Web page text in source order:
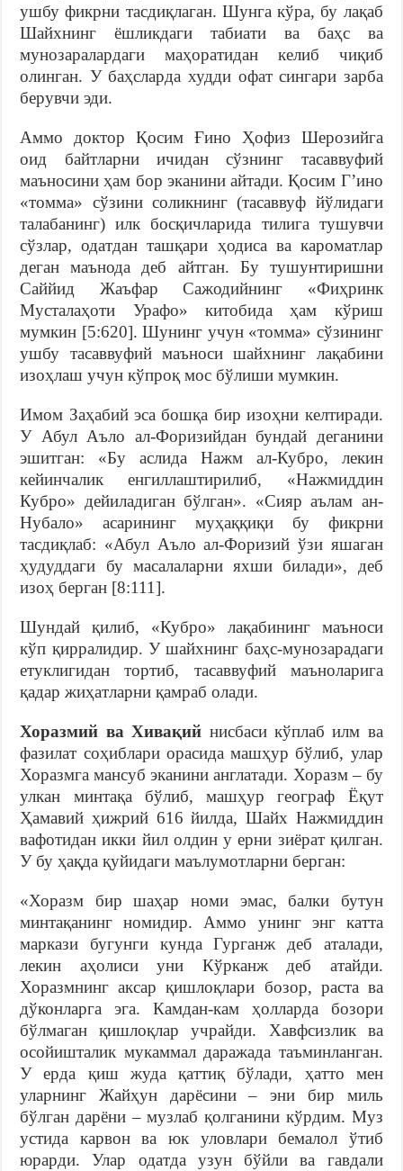
ушбу фикрни тасдиқлаган. Шунга кўра, бу лақаб
Шайхнинг ёшликдаги табиати ва баҳс ва
мунозаралардаги маҳоратидан келиб чиқиб
олинган. У баҳсларда худди офат сингари зарба
берувчи эди.
Аммо доктор Қосим Ғино Ҳофиз Шерозийга
оид байтларни ичидан сўзнинг тасаввуфий
маъносини ҳам бор эканини айтади. Қосим Гʼино
«томма» сўзини соликнинг (тасаввуф йўлидаги
талабанинг) илк босқичларида тилига тушувчи
сўзлар, одатдан ташқари ҳодиса ва кароматлар
деган маънода деб айтган. Бу тушунтиришни
Саййид Жаъфар Сажодийнинг «Фиҳринк
Мусталаҳоти Урафо» китобида ҳам кўриш
мумкин [5:620]. Шунинг учун «томма» сўзининг
ушбу тасаввуфий маъноси шайхнинг лақабини
изоҳлаш учун кўпроқ мос бўлиши мумкин.
Имом Заҳабий эса бошқа бир изоҳни келтиради.
У Абул Аъло ал-Форизийдан бундай деганини
эшитган: «Бу аслида Нажм ал-Кубро, лекин
кейинчалик енгиллаштирилиб, «Нажмиддин
Кубро» дейиладиган бўлган». «Сияр аълам ан-
Нубало» асарининг муҳаққиқи бу фикрни
тасдиқлаб: «Абул Аъло ал-Форизий ўзи яшаган
ҳудуддаги бу масалаларни яхши билади», деб
изоҳ берган [8:111].
Шундай қилиб, «Кубро» лақабининг маъноси
кўп қирралидир. У шайхнинг баҳс-мунозарадаги
етуклигидан тортиб, тасаввуфий маъноларига
қадар жиҳатларни қамраб олади.
Хоразмий ва Хивақий нисбаси кўплаб илм ва
фазилат соҳиблари орасида машҳур бўлиб, улар
Хоразмга мансуб эканини англатади. Хоразм – бу
улкан минтақа бўлиб, машҳур географ Ёқут
Ҳамавий ҳижрий 616 йилда, Шайх Нажмиддин
вафотидан икки йил олдин у ерни зиёрат қилган.
У бу ҳақда қуйидаги маълумотларни берган:
«Хоразм бир шаҳар номи эмас, балки бутун
минтақанинг номидир. Аммо унинг энг катта
маркази бугунги кунда Гурганж деб аталади,
лекин аҳолиси уни Кўрканж деб атайди.
Хоразмнинг аксар қишлоқлари бозор, раста ва
дўконларга эга. Камдан-кам ҳолларда бозори
бўлмаган қишлоқлар учрайди. Хавфсизлик ва
осойишталик мукаммал даражада таъминланган.
У ерда қиш жуда қаттиқ бўлади, ҳатто мен
уларнинг Жайҳун дарёсини – эни бир миль
бўлган дарёни – музлаб қолганини кўрдим. Муз
устида карвон ва юк уловлари бемалол ўтиб
юрарди. Улар одатда узун бўйли ва гавдали